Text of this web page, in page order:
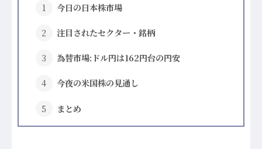
今日の日本株市場
注目されたセクター・銘柄
為替市場:ドル円は162円台の円安
今夜の米国株の見通し
まとめ